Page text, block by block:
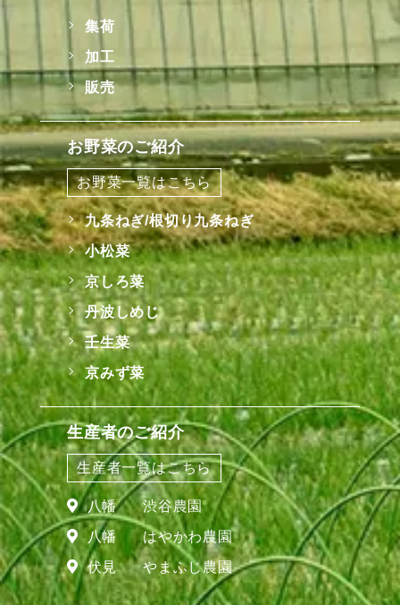
集荷
加工
販売
お野菜のご紹介
お野菜一覧はこちら
九条ねぎ/根切り九条ねぎ
小松菜
京しろ菜
丹波しめじ
壬生菜
京みず菜
生産者のご紹介
生産者一覧はこちら
八幡
渋谷農園
八幡
はやかわ農園
伏見
やまふじ農園